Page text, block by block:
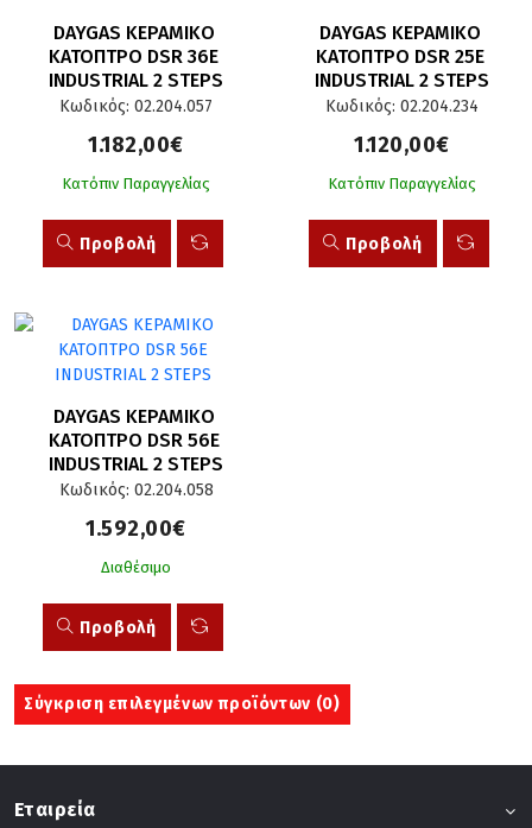
DAYGAS ΚΕΡΑΜΙΚΟ
ΚΑΤΟΠΤΡΟ DSR 36E
INDUSTRIAL 2 STEPS
Κωδικός: 02.204.057
1.182,00€
Κατόπιν Παραγγελίας
Προβολή
DAYGAS ΚΕΡΑΜΙΚΟ
ΚΑΤΟΠΤΡΟ DSR 25E
INDUSTRIAL 2 STEPS
Κωδικός: 02.204.234
1.120,00€
Κατόπιν Παραγγελίας
Προβολή
DAYGAS ΚΕΡΑΜΙΚΟ
ΚΑΤΟΠΤΡΟ DSR 56E
INDUSTRIAL 2 STEPS
Κωδικός: 02.204.058
1.592,00€
Διαθέσιμο
Προβολή
Σύγκριση επιλεγμένων προϊόντων (0)
Εταιρεία